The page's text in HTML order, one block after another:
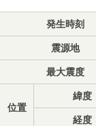
発生時刻
震源地
最大震度
位置
緯度
経度